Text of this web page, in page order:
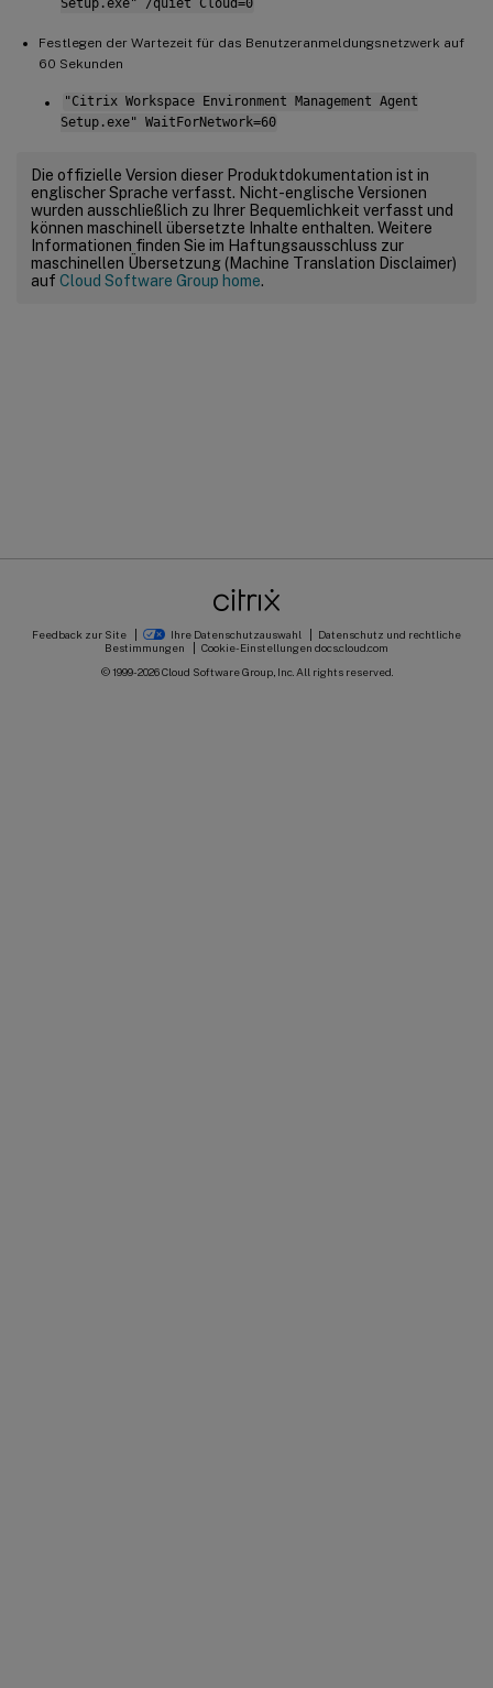
Setup.exe" /quiet Cloud=0
Festlegen der Wartezeit für das Benutzeranmeldungsnetzwerk auf
60 Sekunden
"Citrix Workspace Environment Management Agent
Setup.exe" WaitForNetwork=60
Die offizielle Version dieser Produktdokumentation ist in
englischer Sprache verfasst. Nicht-englische Versionen
wurden ausschließlich zu Ihrer Bequemlichkeit verfasst und
können maschinell übersetzte Inhalte enthalten. Weitere
Informationen finden Sie im Haftungsausschluss zur
maschinellen Übersetzung (Machine Translation Disclaimer)
auf Cloud Software Group home.
Feedback zur Site Ihre Datenschutzauswahl
Datenschutz und rechtliche
Bestimmungen
Cookie-Einstellungen docs.cloud.com
© 1999-2026Cloud Software Group, Inc. All rights reserved.